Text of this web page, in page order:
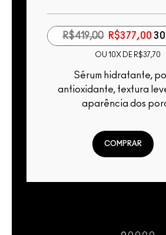
R$419,00 R$377,00
OU 10X DE R$37,70
Sérum hidratante, poder
antioxidante, textura
aparência dos
COMPRAR